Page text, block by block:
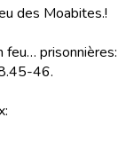
des Moabites.!
feu… prisonnières:
46.